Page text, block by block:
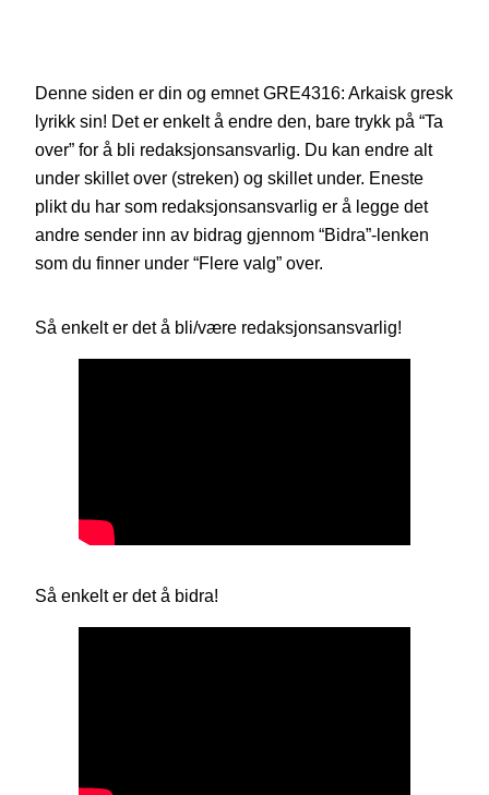
Denne siden er din og emnet GRE4316: Arkaisk gresk
lyrikk sin! Det er enkelt å endre den, bare trykk på “Ta
over” for å bli redaksjonsansvarlig. Du kan endre alt
under skillet over (streken) og skillet under. Eneste
plikt du har som redaksjonsansvarlig er å legge det
andre sender inn av bidrag gjennom “Bidra”-lenken
som du finner under “Flere valg” over.
Så enkelt er det å bli/være redaksjonsansvarlig!
Så enkelt er det å bidra!